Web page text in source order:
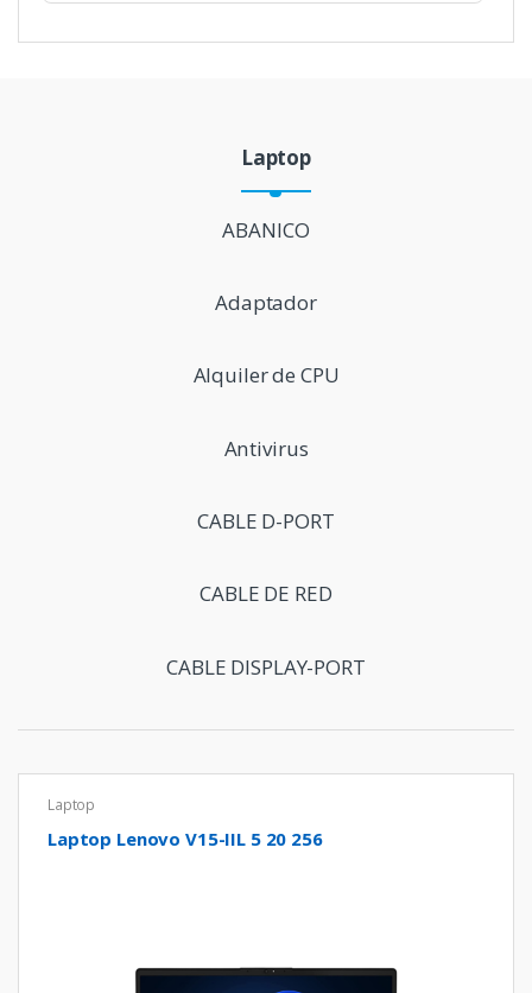
Laptop
ABANICO
Adaptador
Alquiler de CPU
Antivirus
CABLE D-PORT
CABLE DE RED
CABLE DISPLAY-PORT
Laptop
Laptop Lenovo V15-IIL 5 20 256